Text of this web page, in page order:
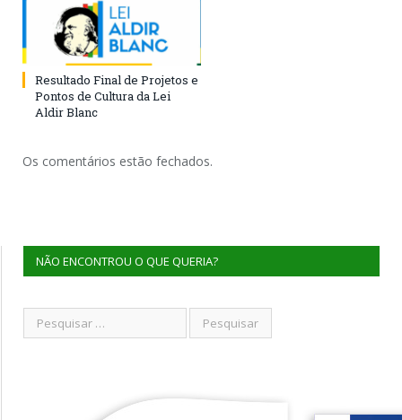
Resultado Final de Projetos e
Pontos de Cultura da Lei
Aldir Blanc
Os comentários estão fechados.
NÃO ENCONTROU O QUE QUERIA?